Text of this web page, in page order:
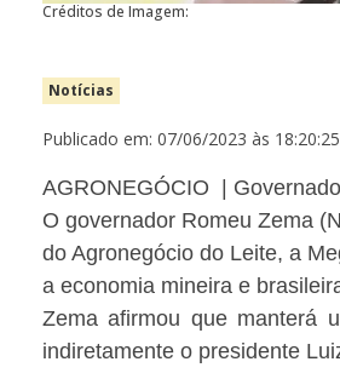
Créditos de Imagem:
Notícias
Publicado em: 07/06/2023 às 18:20:25
AGRONEGÓCIO |
O governador Romeu Zema
do Agronegócio do Leite, a
a economia mineira e
Zema afirmou que manterá
indiretamente o presidente